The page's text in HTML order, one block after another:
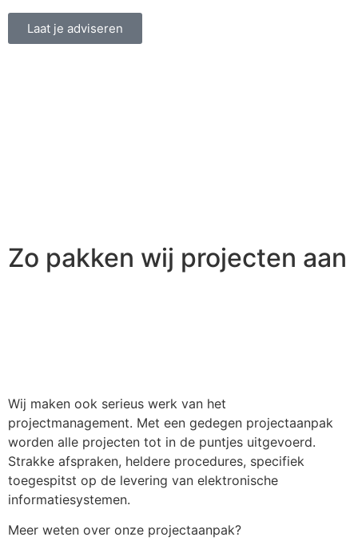
Laat je adviseren
Zo pakken wij projecten aan
Wij maken ook serieus werk van het
projectmanagement. Met een gedegen projectaanpak
worden alle projecten tot in de puntjes uitgevoerd.
Strakke afspraken, heldere procedures, specifiek
toegespitst op de levering van elektronische
informatiesystemen.
Meer weten over onze projectaanpak?